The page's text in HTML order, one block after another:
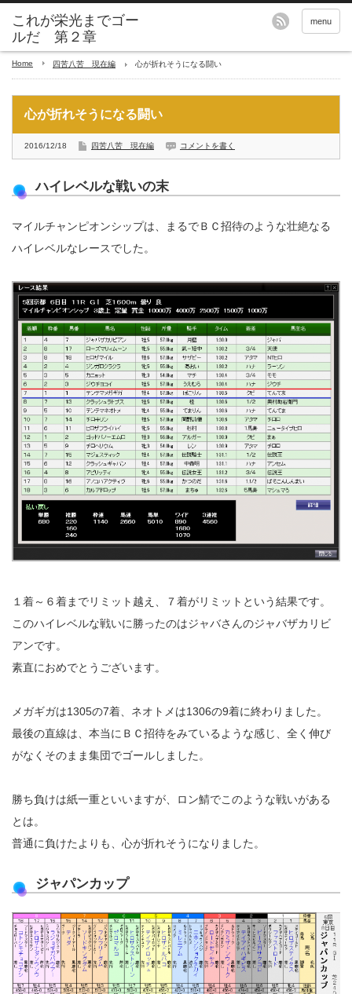
これが栄光までゴー
ルだ 第２章
menu
Home 四苦八苦 現在編 心が折れそうになる闘い
心が折れそうになる闘い
2016/12/18 四苦八苦 現在編 コメントを書く
ハイレベルな戦いの末
マイルチャンピオンシップは、まるでＢＣ招待のような壮絶なる
ハイレベルなレースでした。
１着～６着までリミット越え、７着がリミットという結果です。
このハイレベルな戦いに勝ったのはジャバさんのジャバザカリビ
アンです。
素直におめでとうございます。
メガギガは1305の7着、ネオトメは1306の9着に終わりました。
最後の直線は、本当にＢＣ招待をみているような感じ、全く伸び
がなくそのまま集団でゴールしました。
勝ち負けは紙一重といいますが、ロン鯖でこのような戦いがある
とは。
普通に負けたよりも、心が折れそうになりました。
ジャパンカップ